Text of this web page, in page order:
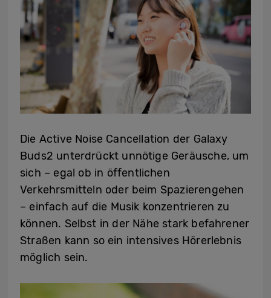
Die Active Noise Cancellation der Galaxy
Buds2 unterdrückt unnötige Geräusche, um
sich – egal ob in öffentlichen
Verkehrsmitteln oder beim Spazierengehen
– einfach auf die Musik konzentrieren zu
können. Selbst in der Nähe stark befahrener
Straßen kann so ein intensives Hörerlebnis
möglich sein.